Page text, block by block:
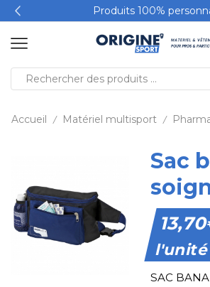
Produits 100%
Accueil / Matériel multisport /
Sac
13,70
l'unité
SAC